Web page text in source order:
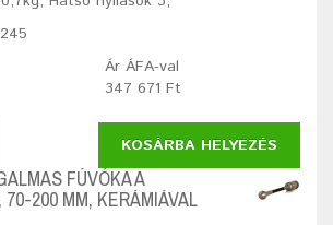
Ár ÁFA-val
347 671 Ft
KOSÁRBA HELYEZÉS
FÚVÓKA A
70-200 MM, KERÁMIÁVAL